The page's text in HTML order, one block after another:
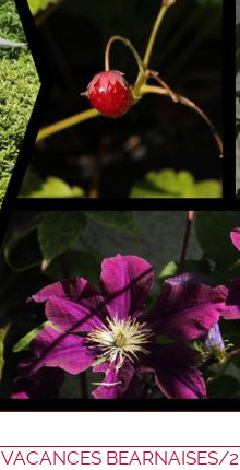
VACANCES BEARNAISES/2